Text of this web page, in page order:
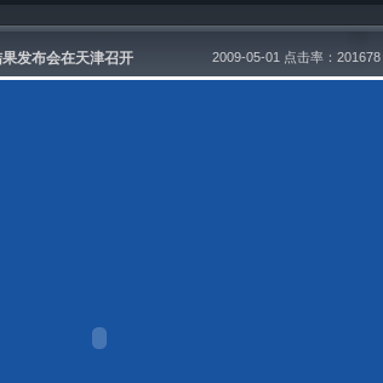
2009-05-01 点击率：201678
发布会在天津召开